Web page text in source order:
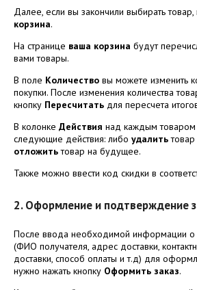
Далее, если вы закончили выбирать
корзина.
На странице ваша корзина будут
вами товары.
В поле Количество вы можете изменить
покупки. После изменения количества
кнопку Пересчитать для пересчета
В колонке Действия над каждым товаром
следующие действия: либо удалить
отложитьтовар на будущее.
Также можно ввести код скидки в
2. Оформление и подтверждение
После ввода необходимой информации о
(ФИО получателя, адрес доставки,
доставки, способ оплаты и т.д) для
нужно нажать кнопку Оформить заказ.